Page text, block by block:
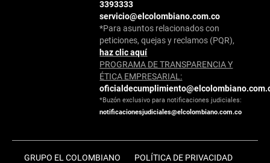
3393333
servicio@elcolombiano.com.co
*Para asuntos relacionados con
peticiones, quejas y reclamos (PQR),
haz clic aquí
PROGRAMA DE TRANSPARENCIA Y
ÉTICA EMPRESARIAL:
*Buzón exclusivo para notificaciones judiciales:
notificacionesjudiciales@elcolombiano.com.co
GRUPO EL COLOMBIANO POLÍTICA DE PRIVACIDAD